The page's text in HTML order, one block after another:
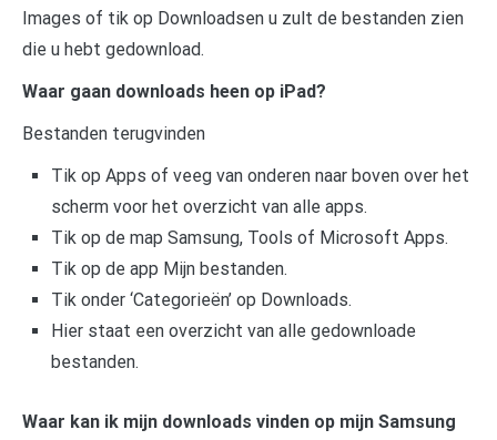
Images of tik op Downloadsen u zult de bestanden zien
die u hebt gedownload.
Waar gaan downloads heen op iPad?
Bestanden terugvinden
Tik op Apps of veeg van onderen naar boven over het
scherm voor het overzicht van alle apps.
Tik op de map Samsung, Tools of Microsoft Apps.
Tik op de app Mijn bestanden.
Tik onder ‘Categorieën’ op Downloads.
Hier staat een overzicht van alle gedownloade
bestanden.
Waar kan ik mijn downloads vinden op mijn Samsung